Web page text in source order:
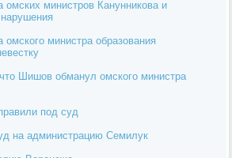
омских министров Канунникова и
омского министра образования
Шишов обманул омского министра
под суд
на администрацию Семилук